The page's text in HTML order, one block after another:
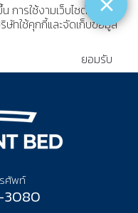
ารใช้งามเว็บไซต์นี้
ษัทใช้คุกกี้และจัดเก็บข้อมูล
ยอมรับ
ศัพท์
3080